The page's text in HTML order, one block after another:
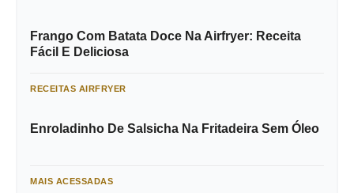
Frango Com Batata Doce Na Airfryer: Receita
Fácil E Deliciosa
RECEITAS AIRFRYER
Enroladinho De Salsicha Na Fritadeira Sem Óleo
MAIS ACESSADAS